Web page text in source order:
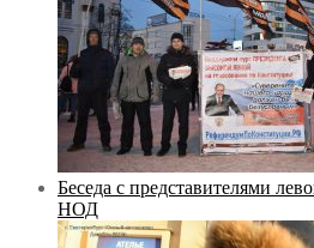
Беседа с представителями
НОД